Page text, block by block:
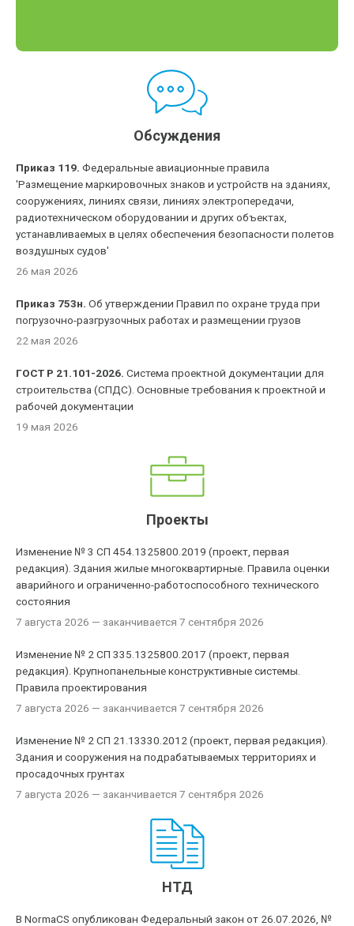
Обсуждения
Приказ 119. Федеральные авиационные правила
'Размещение маркировочных знаков и устройств на зданиях,
сооружениях, линиях связи, линиях электропередачи,
радиотехническом оборудовании и других объектах,
устанавливаемых в целях обеспечения безопасности полетов
воздушных судов'
26 мая 2026
Приказ 753н. Об утверждении Правил по охране труда при
погрузочно-разгрузочных работах и размещении грузов
22 мая 2026
ГОСТ Р 21.101-2026. Система проектной документации для
строительства (СПДС). Основные требования к проектной и
рабочей документации
19 мая 2026
Проекты
Изменение № 3 СП 454.1325800.2019 (проект, первая
редакция). Здания жилые многоквартирные. Правила оценки
аварийного и ограниченно-работоспособного технического
состояния
7 августа 2026 — заканчивается 7 сентября 2026
Изменение № 2 СП 335.1325800.2017 (проект, первая
редакция). Крупнопанельные конструктивные системы.
Правила проектирования
7 августа 2026 — заканчивается 7 сентября 2026
Изменение № 2 СП 21.13330.2012 (проект, первая редакция).
Здания и сооружения на подрабатываемых территориях и
просадочных грунтах
7 августа 2026 — заканчивается 7 сентября 2026
НТД
В NormaCS опубликован Федеральный закон от 26.07.2026, №